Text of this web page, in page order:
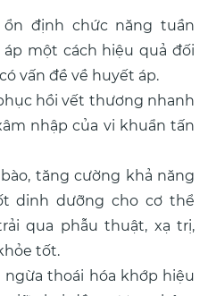
định chức năng tuần
một cách hiệu quả đối
vấn đề về huyết áp.
hồi vết thương nhanh
nhập của vi khuẩn tấn
tăng cường khả năng
dinh dưỡng cho cơ thể
qua phẫu thuật, xạ trị,
tốt.
ngừa thoái hóa khớp hiệu